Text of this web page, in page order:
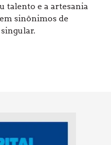
talento e a artesania
sinônimos de